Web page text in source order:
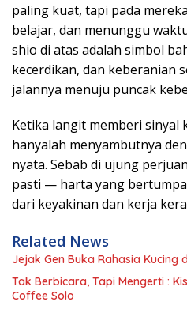
paling kuat, tapi pada
belajar, dan menunggu
shio di atas adalah simbol
kecerdikan, dan keberanian
jalannya menuju puncak
Ketika langit memberi
hanyalah menyambutnya
nyata. Sebab di ujung
pasti — harta yang
dari keyakinan dan kerja
Related News
Jejak Gen Buka Rahasia Kucing
Tak Berbicara, Tapi Mengerti :
Coffee Solo